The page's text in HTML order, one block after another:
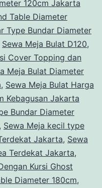
120cm Jakarta
Table Diameter
Type Bundar Diameter
Sewa Meja Bulat D120,
Cover Topping dan
Meja Bulat Diameter
, Sewa Meja Bulat Harga
Kebagusan Jakarta
Bundar Diameter
, Sewa Meja kecil type
Jakarta, Sewa
Terdekat Jakarta,
Kursi Ghost
Diameter 180cm,